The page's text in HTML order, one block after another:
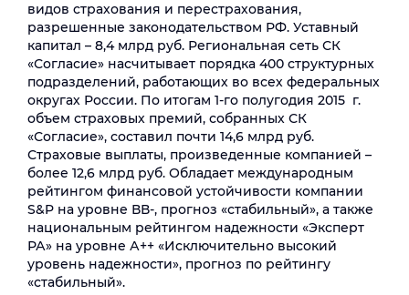
видов страхования и перестрахования,
разрешенные законодательством РФ. Уставный
капитал – 8,4 млрд руб. Региональная сеть СК
«Согласие» насчитывает порядка 400 структурных
подразделений, работающих во всех федеральных
округах России. По итогам 1-го полугодия 2015 г.
объем страховых премий, собранных СК
«Согласие», составил почти 14,6 млрд руб.
Страховые выплаты, произведенные компанией –
более 12,6 млрд руб. Обладает международным
рейтингом финансовой устойчивости компании
S&P на уровне ВВ-, прогноз «стабильный», а также
национальным рейтингом надежности «Эксперт
РА» на уровне А++ «Исключительно высокий
уровень надежности», прогноз по рейтингу
«стабильный».